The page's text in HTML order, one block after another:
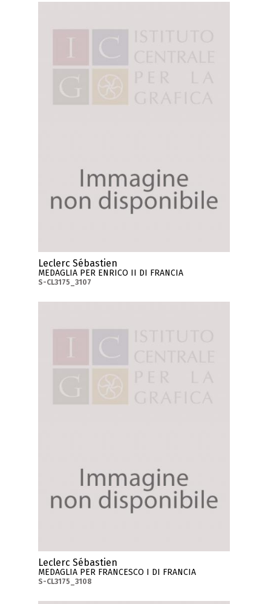
Leclerc Sébastien
MEDAGLIA PER ENRICO II DI FRANCIA
S-CL3175_3107
Leclerc Sébastien
MEDAGLIA PER FRANCESCO I DI FRANCIA
S-CL3175_3108